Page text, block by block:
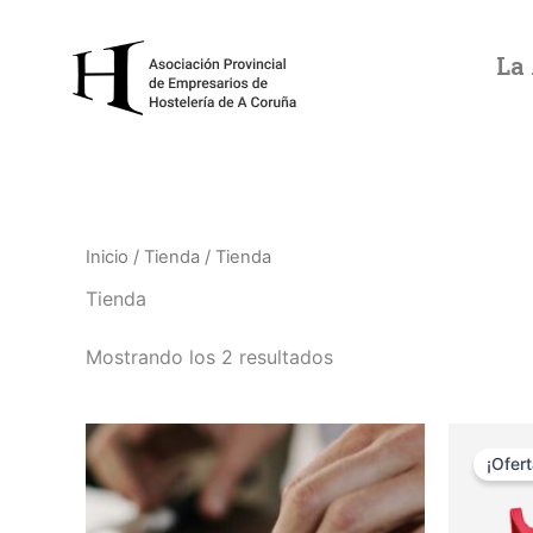
contenido
La
Inicio / Tienda / Tienda
Tienda
Mostrando los 2 resultados